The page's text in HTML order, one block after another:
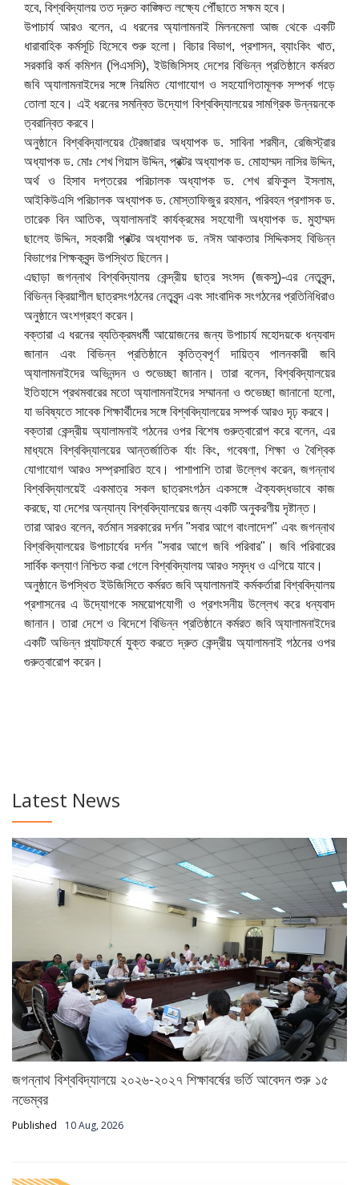
হবে, বিশ্ববিদ্যালয় তত দ্রুত কাঙ্ক্ষিত লক্ষ্যে পৌঁছাতে সক্ষম হবে।
উপাচার্য আরও বলেন, এ ধরনের অ্যালামনাই মিলনমেলা আজ থেকে একটি
ধারাবাহিক কর্মসূচি হিসেবে শুরু হলো। বিচার বিভাগ, প্রশাসন, ব্যাংকিং খাত,
সরকারি কর্ম কমিশন (পিএসসি), ইউজিসিসহ দেশের বিভিন্ন প্রতিষ্ঠানে কর্মরত
জবি অ্যালামনাইদের সঙ্গে নিয়মিত যোগাযোগ ও সহযোগিতামূলক সম্পর্ক গড়ে
তোলা হবে। এই ধরনের সমন্বিত উদ্যোগ বিশ্ববিদ্যালয়ের সামগ্রিক উন্নয়নকে
ত্বরান্বিত করবে।
অনুষ্ঠানে বিশ্ববিদ্যালয়ের ট্রেজারার অধ্যাপক ড. সাবিনা শরমীন, রেজিস্ট্রার
অধ্যাপক ড. মোঃ শেখ গিয়াস উদ্দিন, প্রক্টর অধ্যাপক ড. মোহাম্মদ নাসির উদ্দিন,
অর্থ ও হিসাব দপ্তরের পরিচালক অধ্যাপক ড. শেখ রফিকুল ইসলাম,
আইকিউএসি পরিচালক অধ্যাপক ড. মোস্তাফিজুর রহমান, পরিবহন প্রশাসক ড.
তারেক বিন আতিক, অ্যালামনাই কার্যক্রমের সহযোগী অধ্যাপক ড. মুহাম্মদ
ছালেহ উদ্দিন, সহকারী প্রক্টর অধ্যাপক ড. নঈম আকতার সিদ্দিকসহ বিভিন্ন
বিভাগের শিক্ষকবৃন্দ উপস্থিত ছিলেন।
এছাড়া জগন্নাথ বিশ্ববিদ্যালয় কেন্দ্রীয় ছাত্র সংসদ (জকসু)-এর নেতৃবৃন্দ,
বিভিন্ন ক্রিয়াশীল ছাত্রসংগঠনের নেতৃবৃন্দ এবং সাংবাদিক সংগঠনের প্রতিনিধিরাও
অনুষ্ঠানে অংশগ্রহণ করেন।
বক্তারা এ ধরনের ব্যতিক্রমধর্মী আয়োজনের জন্য উপাচার্য মহোদয়কে ধন্যবাদ
জানান এবং বিভিন্ন প্রতিষ্ঠানে কৃতিত্বপূর্ণ দায়িত্ব পালনকারী জবি
অ্যালামনাইদের অভিনন্দন ও শুভেচ্ছা জানান। তারা বলেন, বিশ্ববিদ্যালয়ের
ইতিহাসে প্রথমবারের মতো অ্যালামনাইদের সম্মাননা ও শুভেচ্ছা জানানো হলো,
যা ভবিষ্যতে সাবেক শিক্ষার্থীদের সঙ্গে বিশ্ববিদ্যালয়ের সম্পর্ক আরও দৃঢ় করবে।
বক্তারা কেন্দ্রীয় অ্যালামনাই গঠনের ওপর বিশেষ গুরুত্বারোপ করে বলেন, এর
মাধ্যমে বিশ্ববিদ্যালয়ের আন্তর্জাতিক র্যাং কিং, গবেষণা, শিক্ষা ও বৈশ্বিক
যোগাযোগ আরও সম্প্রসারিত হবে। পাশাপাশি তারা উল্লেখ করেন, জগন্নাথ
বিশ্ববিদ্যালয়েই একমাত্র সকল ছাত্রসংগঠন একসঙ্গে ঐক্যবদ্ধভাবে কাজ
করছে, যা দেশের অন্যান্য বিশ্ববিদ্যালয়ের জন্য একটি অনুকরণীয় দৃষ্টান্ত।
তারা আরও বলেন, বর্তমান সরকারের দর্শন "সবার আগে বাংলাদেশ" এবং জগন্নাথ
বিশ্ববিদ্যালয়ের উপাচার্যের দর্শন "সবার আগে জবি পরিবার"। জবি পরিবারের
সার্বিক কল্যাণ নিশ্চিত করা গেলে বিশ্ববিদ্যালয় আরও সমৃদ্ধ ও এগিয়ে যাবে।
অনুষ্ঠানে উপস্থিত ইউজিসিতে কর্মরত জবি অ্যালামনাই কর্মকর্তারা বিশ্ববিদ্যালয়
প্রশাসনের এ উদ্যোগকে সময়োপযোগী ও প্রশংসনীয় উল্লেখ করে ধন্যবাদ
জানান। তারা দেশে ও বিদেশে বিভিন্ন প্রতিষ্ঠানে কর্মরত জবি অ্যালামনাইদের
একটি অভিন্ন প্ল্যাটফর্মে যুক্ত করতে দ্রুত কেন্দ্রীয় অ্যালামনাই গঠনের ওপর
গুরুত্বারোপ করেন।
Latest News
জগন্নাথ বিশ্ববিদ্যালয়ে ২০২৬-২০২৭ শিক্ষাবর্ষের ভর্তি আবেদন শুরু ১৫
নভেম্বর
Published 10 Aug, 2026